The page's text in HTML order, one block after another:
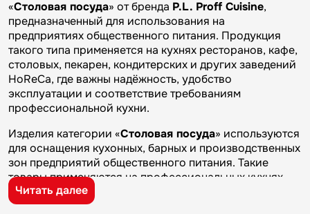
«Столовая посуда» от бренда P.L. Proff Cuisine,
предназначенный для использования на
предприятиях общественного питания. Продукция
такого типа применяется на кухнях ресторанов, кафе,
столовых, пекарен, кондитерских и других заведений
HoReCa, где важны надёжность, удобство
эксплуатации и соответствие требованиям
профессиональной кухни.
Изделия категории «Столовая посуда» используются
для оснащения кухонных, барных и производственных
зон предприятий общественного питания. Такие
товары применяются на профессиональных кухнях
ресторанов и кафе, в столовых, пекарнях,
кондитерских и на пищевых производствах, где
Читать далее